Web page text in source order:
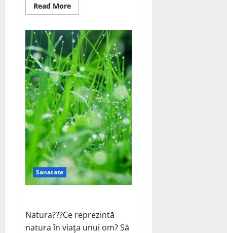
Read MoreRead
more
sa-
ti
faci
parul
sa
creasca
mai
repede
Sanatate
Natura???Ce reprezintă
natura în viaţa unui om? Să